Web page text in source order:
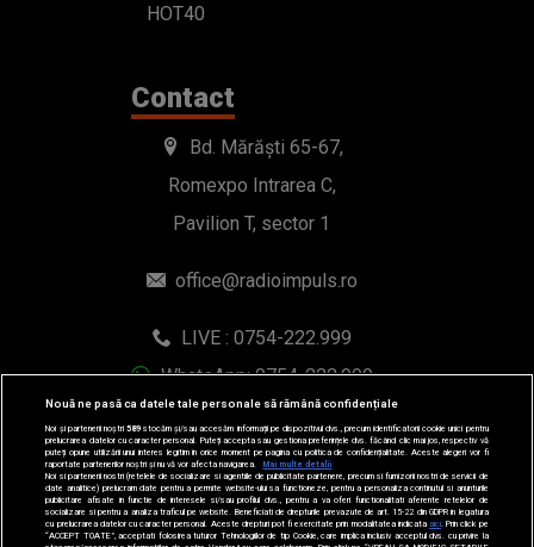
HOT40
Contact
Bd. Mărăști 65-67,
Romexpo Intrarea C,
Pavilion T, sector 1
office@radioimpuls.ro
LIVE : 0754-222.999
WhatsApp: 0754-222.999
Nouă ne pasă ca datele tale personale să rămână confidențiale
Noi și partenerii noștri589stocăm și/sau accesăm informații pe dispozitivul dvs., precum identificatorii cookie unici pentru
prelucrarea datelor cu caracter personal. Puteți accepta sau gestiona preferințele dvs. făcând clic mai jos, respectiv vă
puteți opune utilizării unui interes legitim în orice moment pe pagina cu politica de confidențialitate. Aceste alegeri vor fi
raportate partenerilor noștri și nu vă vor afecta navigarea.
Mai multe detalii
Noi si partenerii nostri (retelele de socializare si agentiile de publicitate partenere, precum si furnizorii nostri de servicii de
date analitice) prelucram date pentru a permite website-ului sa functioneze, pentru a personaliza continutul si anunturile
publicitare afisate in functie de interesele si/sau profilul dvs., pentru a va oferi functionalitati aferente retelelor de
socializare si pentru a analiza traficul pe website. Beneficiati de drepturile prevazute de art. 15-22 din GDPR in legatura
cu prelucrarea datelor cu caracter personal. Aceste drepturi pot fi exercitate prin modalitatea indicataaici . Prin click pe
“ACCEPT TOATE”, acceptati folosirea tuturor Tehnologiilor de tip Cookie, care implica inclusiv acceptul dvs. cu privire la